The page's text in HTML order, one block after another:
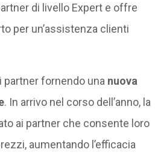
di livello Expert e offre
per un’assistenza clienti
fornendo una nuova
. In arrivo nel corso dell’anno, la
ai partner che consente loro
aumentando l’efficacia